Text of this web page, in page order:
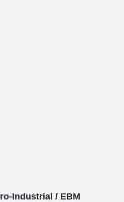
Industrial / EBM